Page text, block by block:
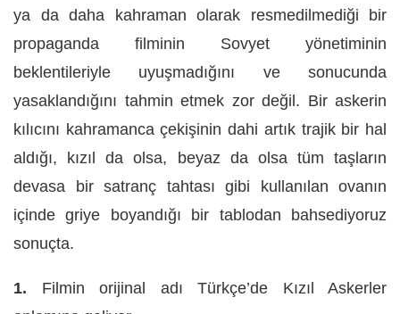
ya da daha kahraman olarak resmedilmediği bir
propaganda filminin Sovyet yönetiminin
beklentileriyle uyuşmadığını ve sonucunda
yasaklandığını tahmin etmek zor değil. Bir askerin
kılıcını kahramanca çekişinin dahi artık trajik bir hal
aldığı, kızıl da olsa, beyaz da olsa tüm taşların
devasa bir satranç tahtası gibi kullanılan ovanın
içinde griye boyandığı bir tablodan bahsediyoruz
sonuçta.
1. Filmin orijinal adı Türkçe’de Kızıl Askerler